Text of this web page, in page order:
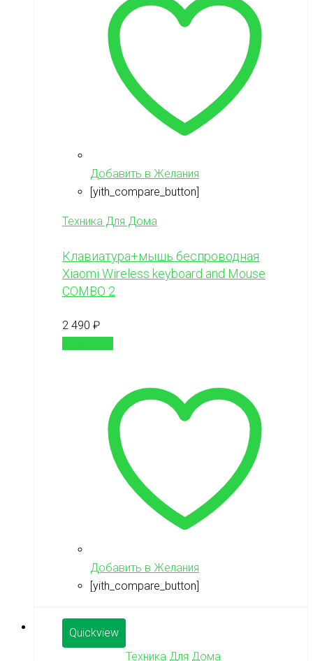
Добавить в Желания
[yith_compare_button]
Техника Для Дома
Клавиатура+мышь беспроводная
Xiaomi Wireless keyboard and Mouse
COMBO 2
2 490 ₽
Добавить в Желания
[yith_compare_button]
Quickview
Техника Для Дома